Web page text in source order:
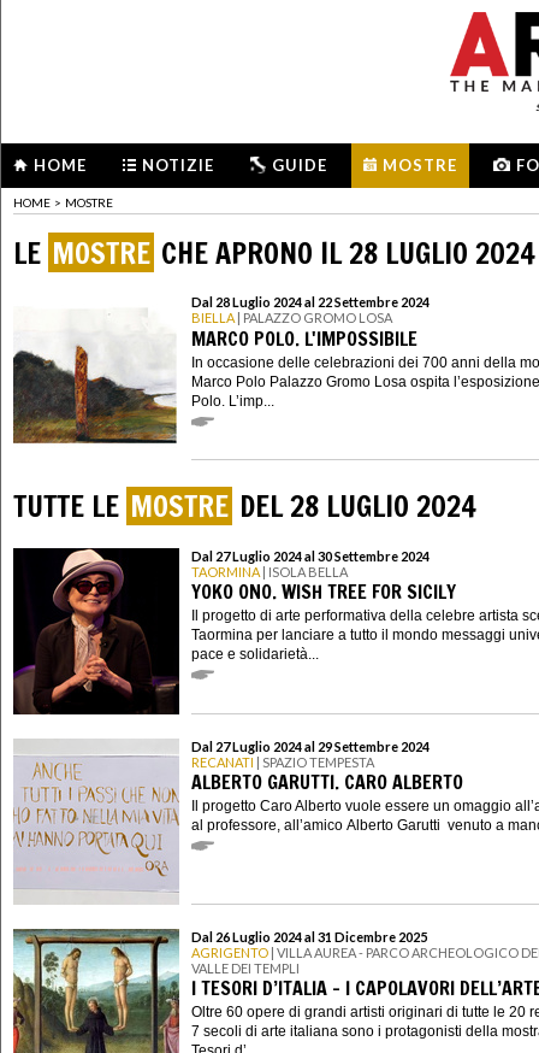
HOME NOTIZIE GUIDE MOSTRE
HOME > MOSTRE
LE MOSTRE CHE APRONO IL 28 LUGLIO 2024
Dal 28 Luglio 2024 al 22 Settembre 2024
BIELLA | PALAZZO GROMO LOSA
MARCO POLO. L'IMPOSSIBILE
In occasione delle celebrazioni dei 700 anni della
Marco Polo Palazzo Gromo Losa ospita
Polo. L’imp...
TUTTE LE MOSTRE DEL 28 LUGLIO 2024
Dal 27 Luglio 2024 al 30 Settembre 2024
TAORMINA | ISOLA BELLA
YOKO ONO. WISH TREE FOR SICILY
Il progetto di arte performativa della celebre artista
Taormina per lanciare a tutto il mondo messaggi
pace e solidarietà...
Dal 27 Luglio 2024 al 29 Settembre 2024
RECANATI | SPAZIO TEMPESTA
ALBERTO GARUTTI. CARO ALBERTO
Il progetto Caro Alberto vuole essere un omaggio
al professore, all’amico Alberto Garutti venuto a
Dal 26 Luglio 2024 al 31 Dicembre 2025
AGRIGENTO | VILLA AUREA - PARCO ARCHEOLOGICO
VALLE DEI TEMPLI
I TESORI D’ITALIA – I CAPOLAVORI
Oltre 60 opere di grandi artisti originari di tutte le 20
7 secoli di arte italiana sono i protagonisti della